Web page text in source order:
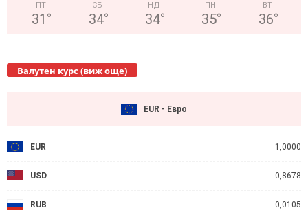
ПТ
31 °
СБ
34°
НД
34°
ПН
35°
ВТ
36°
Валутен курс (виж още)
EUR - Евро
EUR 1,0000
USD 0,8678
RUB 0,0105